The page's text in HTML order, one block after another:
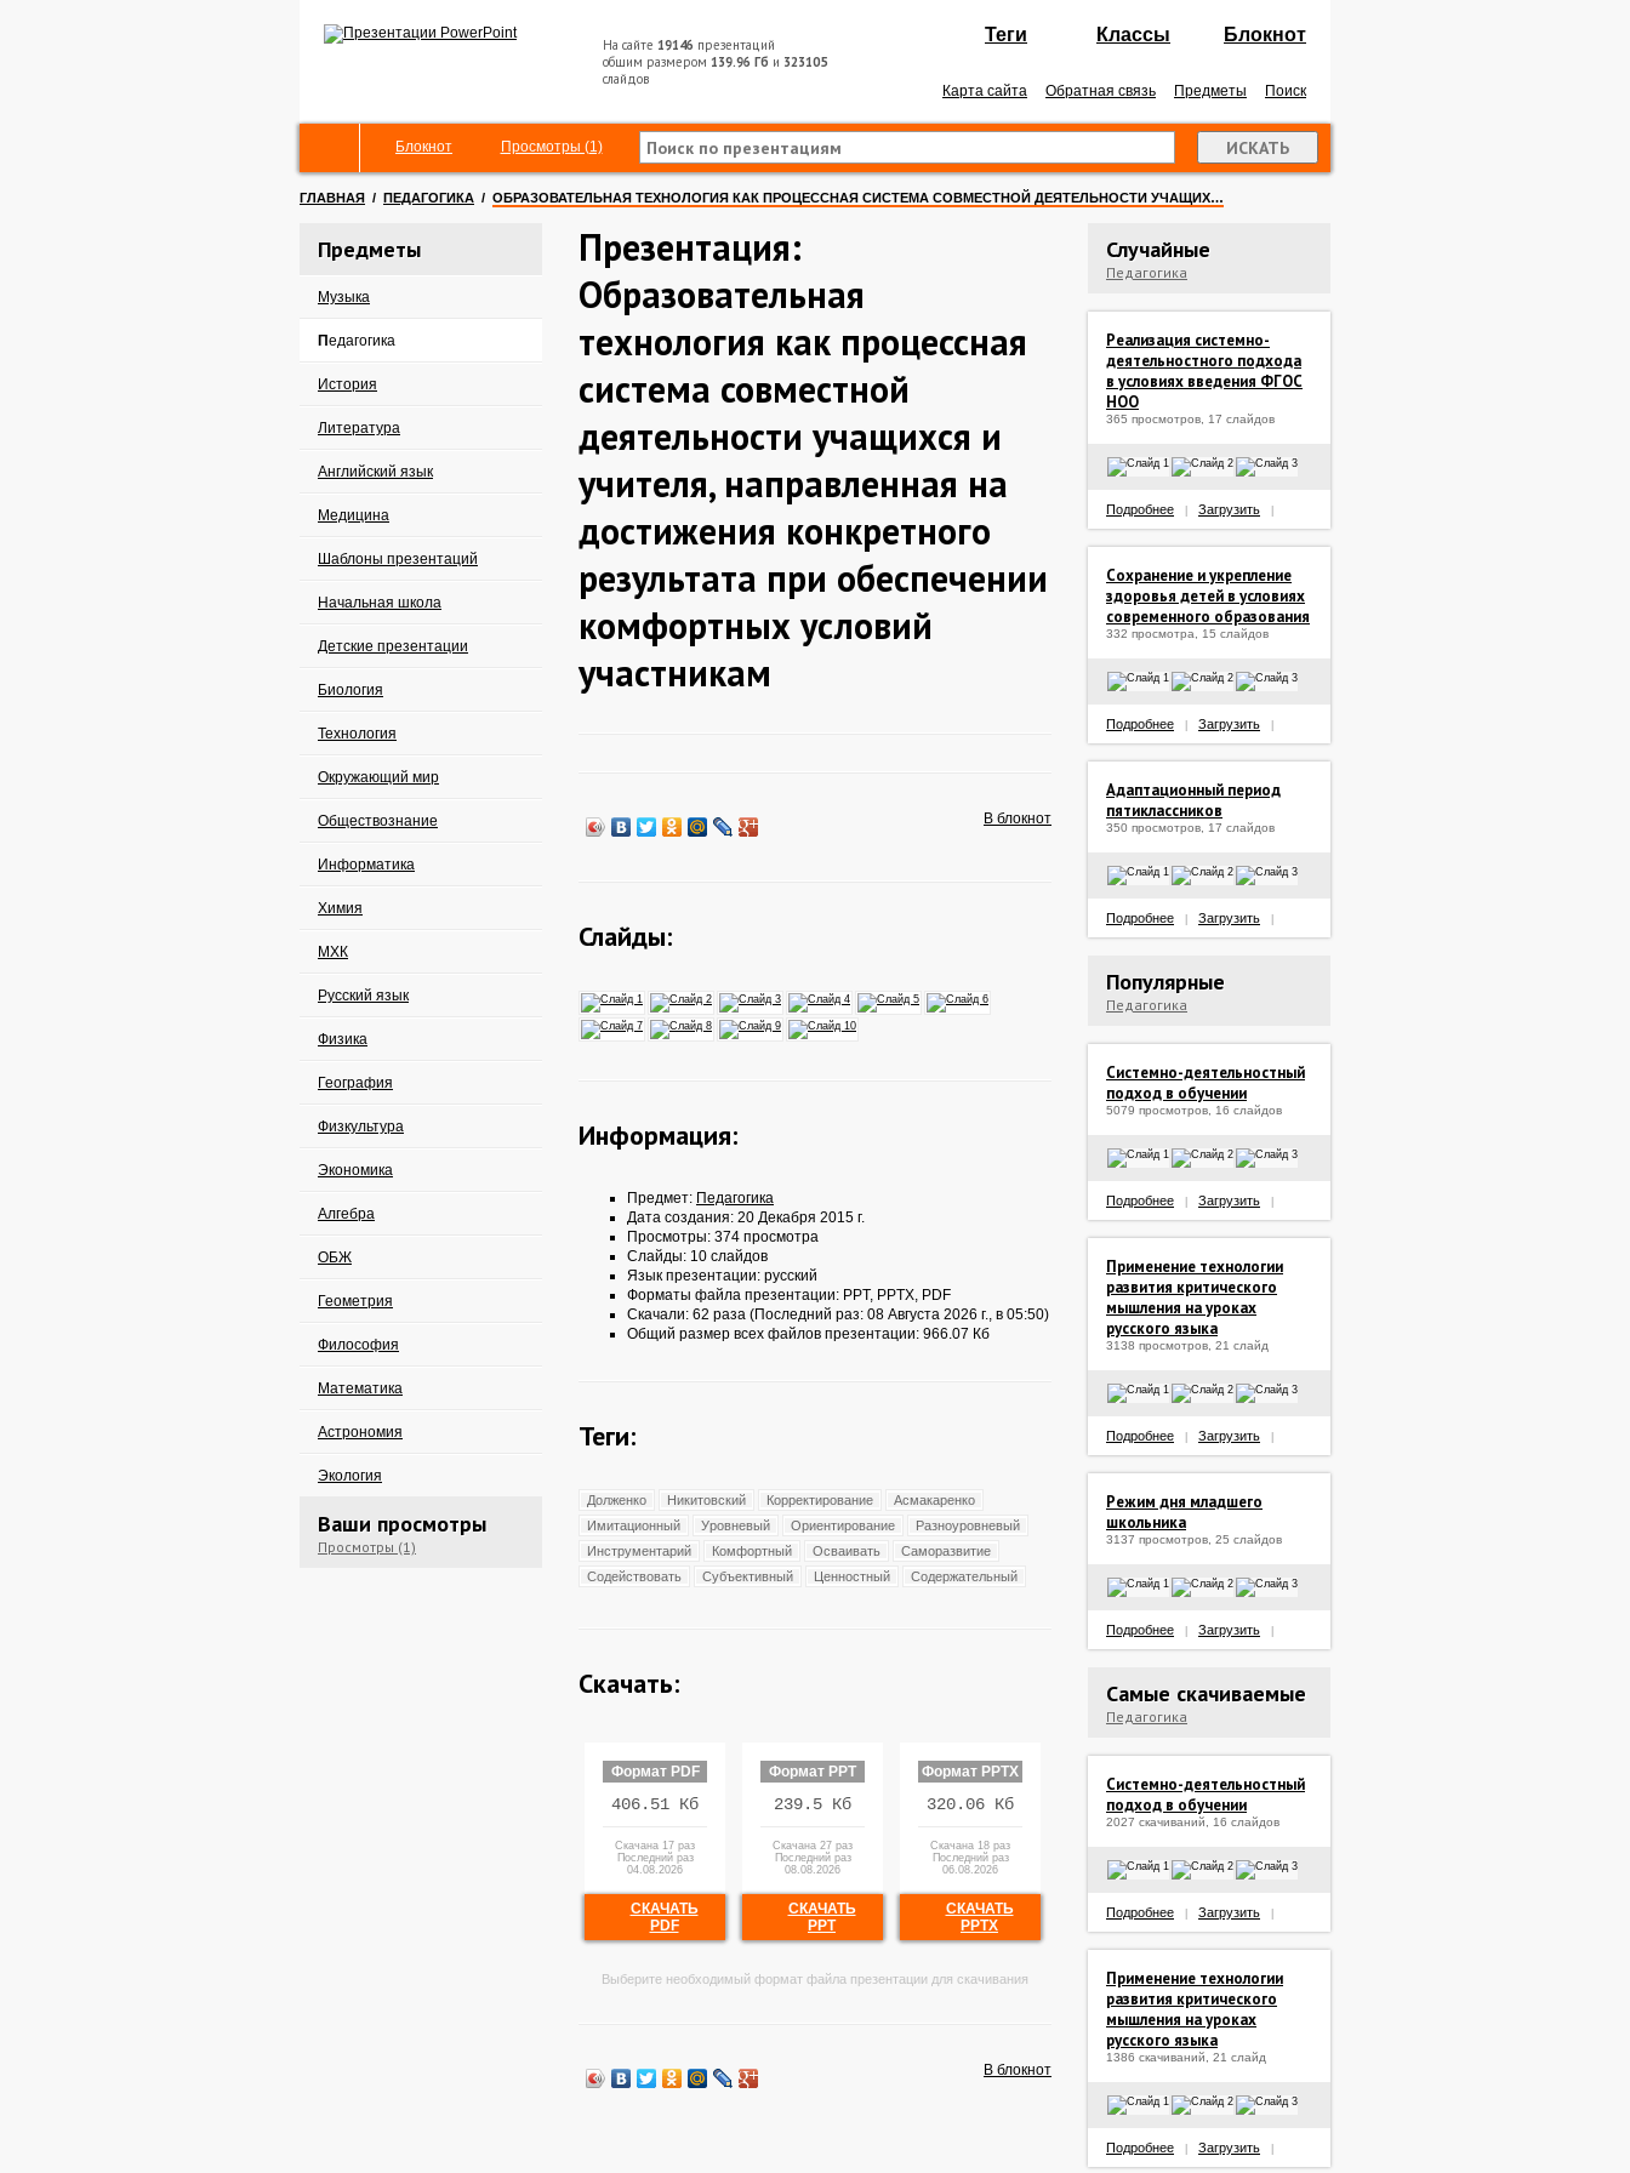
На сайте 19146 презентаций
общим размером 139.96 Гб и 323105
слайдов
Теги Классы Блокнот
Карта сайта Обратная связь Предметы Поиск
Блокнот Просмотры (1)
ГЛАВНАЯ / ПЕДАГОГИКА / ОБРАЗОВАТЕЛЬНАЯ ТЕХНОЛОГИЯ КАК ПРОЦЕССНАЯ СИСТЕМА СОВМЕСТНОЙ ДЕЯТЕЛЬНОСТИ УЧАЩИХ…
Предметы
Музыка
Педагогика
История
Литература
Английский язык
Медицина
Шаблоны презентаций
Начальная школа
Детские презентации
Биология
Технология
Окружающий мир
Обществознание
Информатика
Химия
МХК
Русский язык
Физика
География
Физкультура
Экономика
Алгебра
ОБЖ
Геометрия
Философия
Математика
Астрономия
Экология
Ваши просмотры
Просмотры (1)
Презентация:
Образовательная
технология как процессная
система совместной
деятельности учащихся и
учителя, направленная на
достижения конкретного
результата при обеспечении
комфортных условий
участникам
В блокнот
Слайды:
Информация:
Предмет: Педагогика
Дата создания: 20 Декабря 2015 г.
Просмотры: 374 просмотра
Слайды: 10 слайдов
Язык презентации: русский
Форматы файла презентации: PPT, PPTX, PDF
Скачали: 62 раза (Последний раз: 08 Августа 2026 г., в 05:50)
Общий размер всех файлов презентации: 966.07 Кб
Теги:
Долженко Никитовский Корректирование
Асмакаренко
Имитационный
Уровневый Ориентирование
Разноуровневый
Инструментарий
Комфортный Осваивать
Саморазвитие
Содействовать
Субъективный Ценностный Содержательный
Скачать:
Формат PDF
406.51 Кб
Скачана 17 раз
Последний раз
04.08.2026
СКАЧАТЬ
PDF
Формат PPT
239.5 Кб
Скачана 27 раз
Последний раз
08.08.2026
СКАЧАТЬ
PPT
Формат PPTX
320.06 Кб
Скачана 18 раз
Последний раз
06.08.2026
СКАЧАТЬ
PPTX
Выберите необходимый формат файла презентации для скачивания
В блокнот
Случайные
Педагогика
Реализация системно-
деятельностного подхода
в условиях введения ФГОС
НОО
365 просмотров, 17 слайдов
Подробнее Загрузить
Сохранение и укрепление
здоровья детей в условиях
современного образования
332 просмотра, 15 слайдов
Подробнее Загрузить
Адаптационный период
пятиклассников
350 просмотров, 17 слайдов
Подробнее Загрузить
Популярные
Педагогика
Системно-деятельностный
подход в обучении
5079 просмотров, 16 слайдов
Подробнее Загрузить
Применение технологии
развития критического
мышления на уроках
русского языка
3138 просмотров, 21 слайд
Подробнее Загрузить
Режим дня младшего
школьника
3137 просмотров, 25 слайдов
Подробнее Загрузить
Самые скачиваемые
Педагогика
Системно-деятельностный
подход в обучении
2027 скачиваний, 16 слайдов
Подробнее Загрузить
Применение технологии
развития критического
мышления на уроках
русского языка
1386 скачиваний, 21 слайд
Подробнее Загрузить